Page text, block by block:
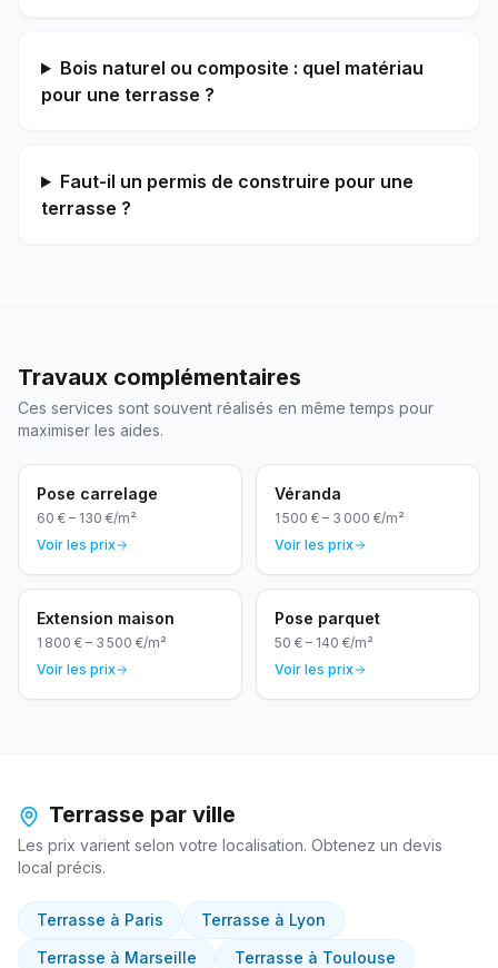
Bois naturel ou composite : quel matériau
pour une terrasse ?
Faut-il un permis de construire pour une
terrasse ?
Travaux complémentaires
Ces services sont souvent réalisés en même temps pour
maximiser les aides.
Pose carrelage
60 € – 130 €/m²
Voir les prix
Véranda
1 500 € – 3 000 €/m²
Voir les prix
Extension maison
1 800 € – 3 500 €/m²
Voir les prix
Pose parquet
50 € – 140 €/m²
Voir les prix
Terrasse par ville
Les prix varient selon votre localisation. Obtenez un devis
local précis.
Terrasse à Paris Terrasse à Lyon
Terrasse à Marseille Terrasse à Toulouse